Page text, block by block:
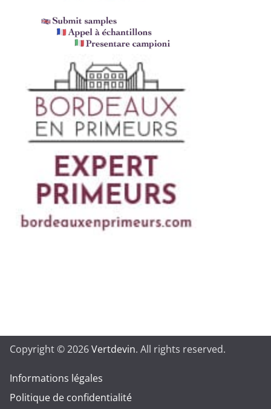
Copyright © 2026Vertdevin. All rights reserved.
Informations légales
Politique de confidentialité